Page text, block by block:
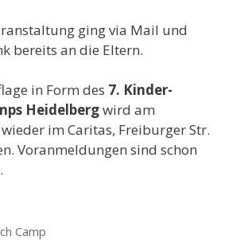
ging via Mail und
bereits an die Eltern.
in Form des 7. Kinder-
Heidelbergwird am
wieder im Caritas, Freiburger Str.
Voranmeldungen sind schon
Camp